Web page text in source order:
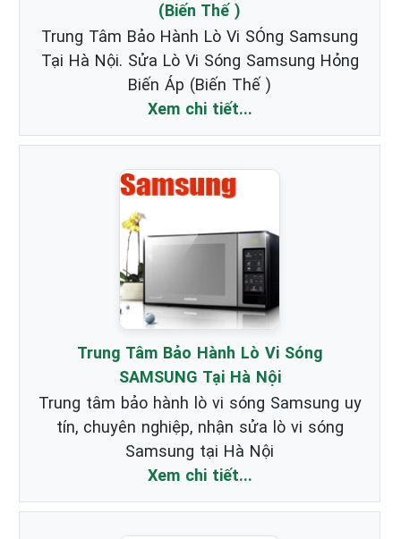
(Biến Thế )
Trung Tâm Bảo Hành Lò Vi SÓng Samsung
Tại Hà Nội. Sửa Lò Vi Sóng Samsung Hỏng
Biến Áp (Biến Thế )
Xem chi tiết...
Trung Tâm Bảo Hành Lò Vi Sóng
SAMSUNG Tại Hà Nội
Trung tâm bảo hành lò vi sóng Samsung uy
tín, chuyên nghiệp, nhận sửa lò vi sóng
Samsung tại Hà Nội
Xem chi tiết...